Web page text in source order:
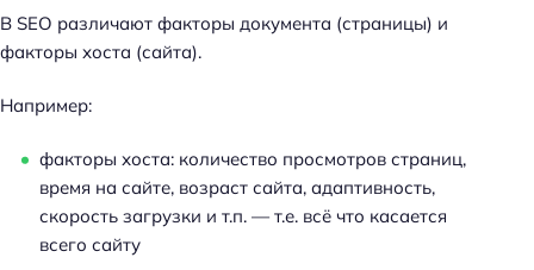
В SEO различают факторы документа (страницы) и
факторы хоста (сайта).
Например:
факторы хоста: количество просмотров страниц,
время на сайте, возраст сайта, адаптивность,
скорость загрузки и т.п. — т.е. всё что касается
всего сайту